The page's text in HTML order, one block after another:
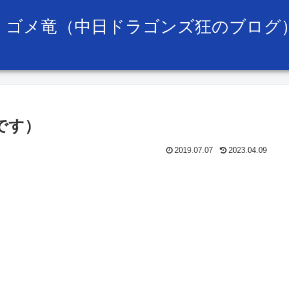
ゴメ竜（中日ドラゴンズ狂のブログ）
）
2019.07.07 2023.04.09